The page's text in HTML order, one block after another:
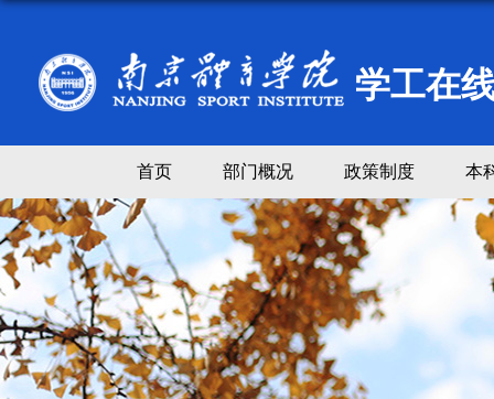
学工在
首页 部门概况 政策制度 本